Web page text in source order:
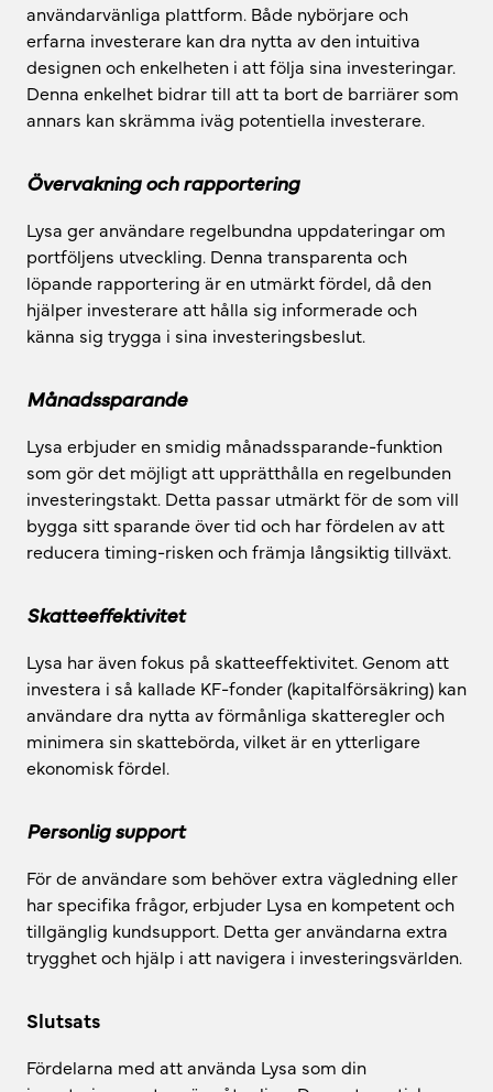
användarvänliga plattform. Både nybörjare och
erfarna investerare kan dra nytta av den intuitiva
designen och enkelheten i att följa sina investeringar.
Denna enkelhet bidrar till att ta bort de barriärer som
annars kan skrämma iväg potentiella investerare.
Övervakning och rapportering
Lysa ger användare regelbundna uppdateringar om
portföljens utveckling. Denna transparenta och
löpande rapportering är en utmärkt fördel, då den
hjälper investerare att hålla sig informerade och
känna sig trygga i sina investeringsbeslut.
Månadssparande
Lysa erbjuder en smidig månadssparande-funktion
som gör det möjligt att upprätthålla en regelbunden
investeringstakt. Detta passar utmärkt för de som vill
bygga sitt sparande över tid och har fördelen av att
reducera timing-risken och främja långsiktig tillväxt.
Skatteeffektivitet
Lysa har även fokus på skatteeffektivitet. Genom att
investera i så kallade KF-fonder (kapitalförsäkring) kan
användare dra nytta av förmånliga skatteregler och
minimera sin skattebörda, vilket är en ytterligare
ekonomisk fördel.
Personlig support
För de användare som behöver extra vägledning eller
har specifika frågor, erbjuder Lysa en kompetent och
tillgänglig kundsupport. Detta ger användarna extra
trygghet och hjälp i att navigera i investeringsvärlden.
Slutsats
Fördelarna med att använda Lysa som din